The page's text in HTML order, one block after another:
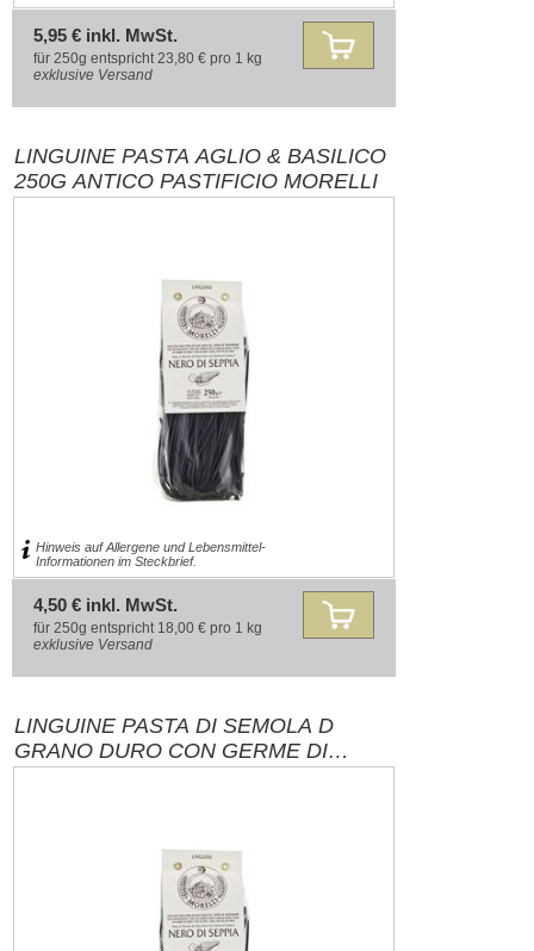
5,95 € inkl. MwSt.
für 250g entspricht 23,80 € pro 1 kg
exklusive Versand
LINGUINE PASTA AGLIO & BASILICO
250G ANTICO PASTIFICIO MORELLI
Hinweis auf Allergene und Lebensmittel-
Informationen im Steckbrief.
4,50 € inkl. MwSt.
für 250g entspricht 18,00 € pro 1 kg
exklusive Versand
LINGUINE PASTA DI SEMOLA D
GRANO DURO CON GERME DI
GRANO E NERO DI SEPPIA 250G